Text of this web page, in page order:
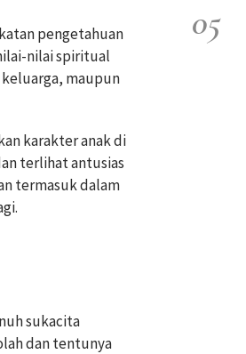
pengetahuan
nilai spiritual
maupun
karakter anak di
terlihat antusias
termasuk dalam
sukacita
dan tentunya
05